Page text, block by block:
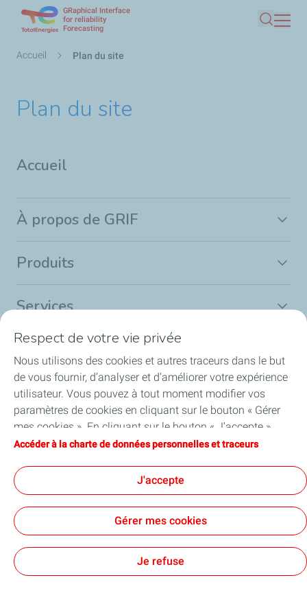
GRaphical Interface
for reliability
Forecasting
Fil
Accueil Plan du site
Plan du site
Accueil
À propos de GRIF
Produits
Services
Actualités
Accessibilité : partiellement conforme
Données personnelles et cookiesPlan du siteCookies
TotalEnergies 2026
Respect de votre vie privée
Nous utilisons des cookies et autres traceurs dans le but
de vous fournir, d’analyser et d’améliorer votre expérience
utilisateur. Vous pouvez à tout moment modifier vos
paramètres de cookies en cliquant sur le bouton « Gérer
mes cookies ». En cliquant sur le bouton « J’accepte »,
vous acceptez le dépôt de l’ensemble des cookies. Dans le
techniques nécessaires au bon fonctionnement du site
seront utilisés. Pour plus d’informations, vous pouvez
consulter la page « Charte de données personnelles et
traceurs ».
Accéder à la charte de données personnelles et traceurs
J'accepte
Gérer mes cookies
Je refuse